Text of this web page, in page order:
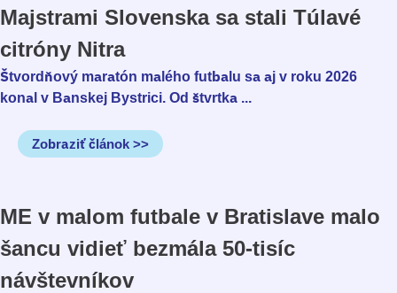
Majstrami Slovenska sa stali Túlavé
citróny Nitra
Štvordňový maratón malého futbalu sa aj v roku 2026
konal v Banskej Bystrici. Od štvrtka ...
Zobraziť článok >>
ME v malom futbale v Bratislave malo
šancu vidieť bezmála 50-tisíc
návštevníkov